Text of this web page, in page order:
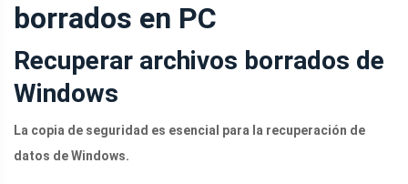
borrados en PC
Recuperar archivos borrados de
Windows
La copia de seguridad es esencial para la recuperación de
datos de Windows.